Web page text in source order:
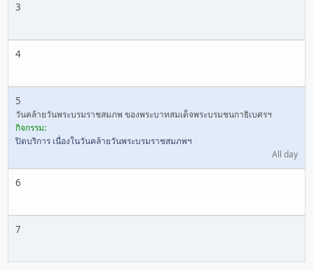
3
4
5
วันคล้ายวันพระบรมราชสมภพ ของพระบาทสมเด็จพระบรมชนกาธิเบศรฯ
กิจกรรม:
ปิดบริการ เนื่องในวันคล้ายวันพระบรมราชสมภพฯ
All day
6
7